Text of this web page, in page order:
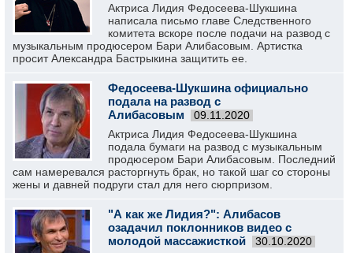
Актриса Лидия Федосеева-Шукшина
написала письмо главе Следственного
комитета вскоре после подачи на развод с
музыкальным продюсером Бари Алибасовым. Артистка
просит Александра Бастрыкина защитить ее.
Федосеева-Шукшина официально
подала на развод с
Алибасовым
09.11.2020
Актриса Лидия Федосеева-Шукшина
подала бумаги на развод с музыкальным
продюсером Бари Алибасовым. Последний
сам намеревался расторгнуть брак, но такой шаг со стороны
жены и давней подруги стал для него сюрпризом.
"А как же Лидия?": Алибасов
озадачил поклонников видео с
молодой массажисткой
30.10.2020